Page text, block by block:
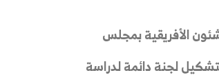
الأفريقية بمجلس
بتشكيل لجنة دائمة لدراسة